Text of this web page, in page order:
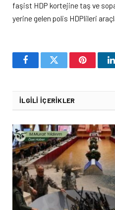
faşist HDP kortejine taş ve
yerine gelen polis HDPlileri
FacebookTwitter Pinterest
İLGILI İÇERIKLER